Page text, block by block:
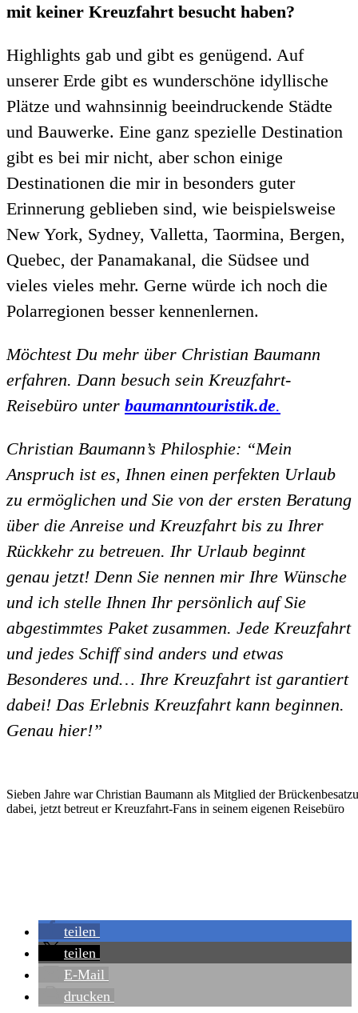
mit keiner Kreuzfahrt besucht haben?
Highlights gab und gibt es genügend. Auf
unserer Erde gibt es wunderschöne idyllische
Plätze und wahnsinnig beeindruckende Städte
und Bauwerke. Eine ganz spezielle Destination
gibt es bei mir nicht, aber schon einige
Destinationen die mir in besonders guter
Erinnerung geblieben sind, wie beispielsweise
New York, Sydney, Valletta, Taormina, Bergen,
Quebec, der Panamakanal, die Südsee und
vieles vieles mehr. Gerne würde ich noch die
Polarregionen besser kennenlernen.
Möchtest Du mehr über Christian Baumann
erfahren. Dann besuch sein Kreuzfahrt-
Reisebüro unter baumanntouristik.de.
Christian Baumann’s Philosphie: “Mein
Anspruch ist es, Ihnen einen perfekten Urlaub
zu ermöglichen und Sie von der ersten Beratung
über die Anreise und Kreuzfahrt bis zu Ihrer
Rückkehr zu betreuen. Ihr Urlaub beginnt
genau jetzt! Denn Sie nennen mir Ihre Wünsche
und ich stelle Ihnen Ihr persönlich auf Sie
abgestimmtes Paket zusammen. Jede Kreuzfahrt
und jedes Schiff sind anders und etwas
Besonderes und… Ihre Kreuzfahrt ist garantiert
dabei! Das Erlebnis Kreuzfahrt kann beginnen.
Genau hier!”
Sieben Jahre war Christian Baumann als Mitglied der
dabei, jetzt betreut er Kreuzfahrt-Fans in seinem eigenen Reisebüro
teilen
teilen
E-Mail
drucken